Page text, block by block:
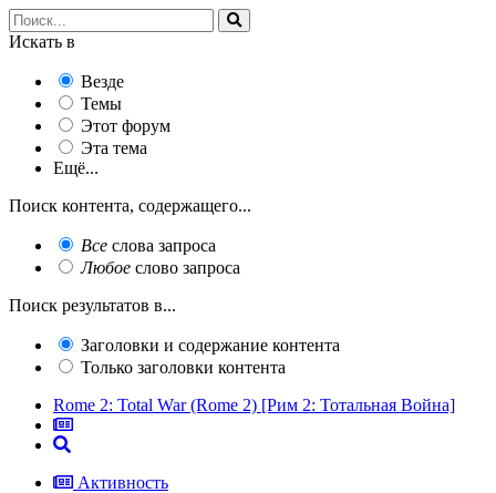
Искать в
Везде
Темы
Этот форум
Эта тема
Ещё...
Поиск контента, содержащего...
Все слова запроса
Любое слово запроса
Поиск результатов в...
Заголовки и содержание контента
Только заголовки контента
Rome 2: Total War (Rome 2) [Рим 2: Тотальная Война]
Активность